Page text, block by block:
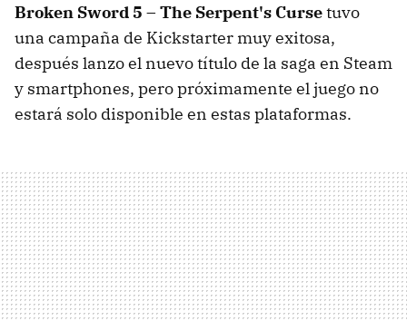
Broken Sword 5 – The Serpent's Cursetuvo
una campaña de Kickstarter muy exitosa,
después lanzo el nuevo título de la saga en Steam
y smartphones, pero próximamente el juego no
estará solo disponible en estas plataformas.